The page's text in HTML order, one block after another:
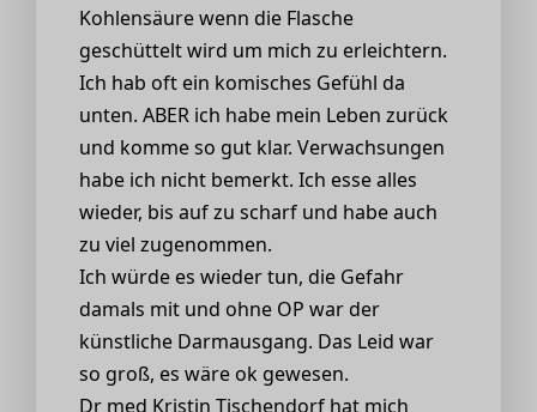
Kohlensäure wenn die Flasche
geschüttelt wird um mich zu erleichtern.
Ich hab oft ein komisches Gefühl da
unten. ABER ich habe mein Leben zurück
und komme so gut klar. Verwachsungen
habe ich nicht bemerkt. Ich esse alles
wieder, bis auf zu scharf und habe auch
zu viel zugenommen.
Ich würde es wieder tun, die Gefahr
damals mit und ohne OP war der
künstliche Darmausgang. Das Leid war
so groß, es wäre ok gewesen.
Dr med Kristin Tischendorf hat mich